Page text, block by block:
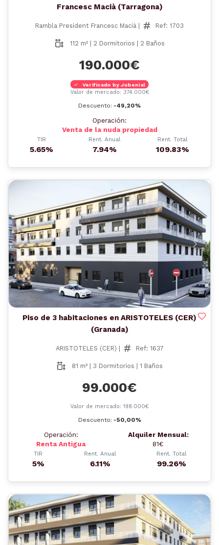
Francesc Macià (Tarragona)
Rambla President Francesc Macià | Ref: 1703
112 m² | 2 Dormitorios | 2 Baños
190.000€
Verificado by Jubenial
Valor de mercado: 374.000€
Descuento: -49,20%
Operación:
Venta de la nuda propiedad
TIR
5.65%
Rent. Anual
7.94%
Rent. Total
109.83%
Anterior
Piso de 3 habitaciones en ARISTOTELES (CER)
(Granada)
ARISTOTELES (CER) | Ref: 1637
81 m² | 3 Dormitorios | 1 Baños
99.000€
Valor de mercado: 198.000€
Descuento: -50,00%
Operación:
Renta Antigua
Alquiler Mensual:
81€
TIR
5%
Rent. Anual
6.11%
Rent. Total
99.26%